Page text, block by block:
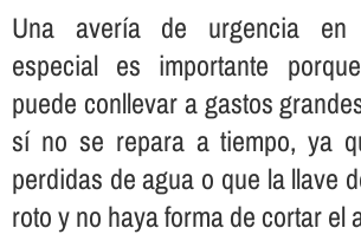
Una averí­a de urgencia en
especial es importante
puede conllevar a gastos
sí­ no se repara a tiempo, ya
perdidas de agua o que la llave
roto y no haya forma de cortar el